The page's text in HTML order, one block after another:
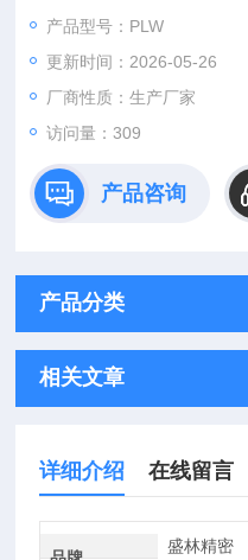
产品型号：PLW
更新时间：2026-05-26
厂商性质：生产厂家
访问量：309
产品咨询
产品分类
相关文章
详细介绍 在线留言
盛林精密